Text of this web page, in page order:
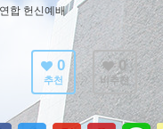
합 헌신예배
0
추천
0
비추천